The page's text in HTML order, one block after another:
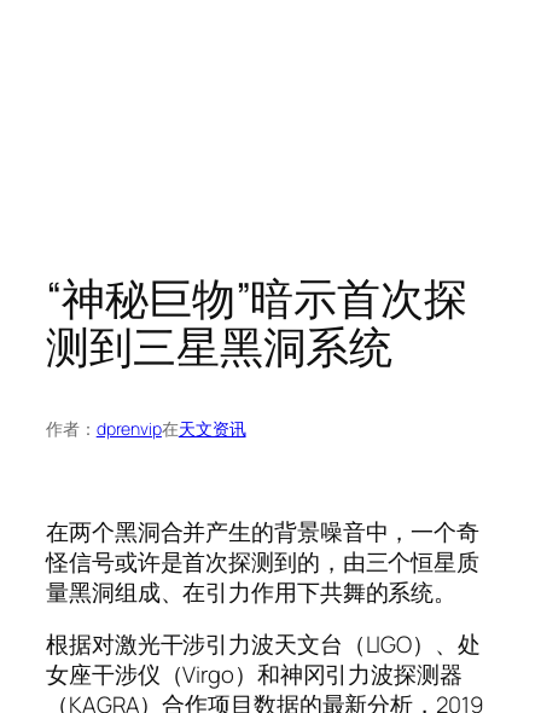
“神秘巨物”暗示首次探
测到三星黑洞系统
作者： dprenvip在天文资讯
在两个黑洞合并产生的背景噪音中，一个奇
怪信号或许是首次探测到的，由三个恒星质
量黑洞组成、在引力作用下共舞的系统。
根据对激光干涉引力波天文台（LIGO）、处
女座干涉仪（Virgo）和神冈引力波探测器
（KAGRA）合作项目数据的最新分析，2019